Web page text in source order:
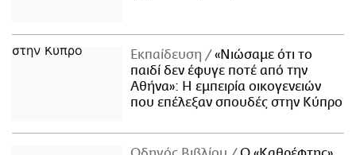
Εκπαίδευση
«Νιώσαμε ότι το
παιδί δεν έφυγε ποτέ από την
Αθήνα»: Η εμπειρία οικογενειών
που επέλεξαν σπουδές στην Κύπρο